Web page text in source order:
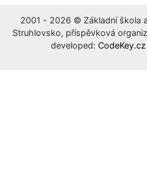
2001 - 2026 © Základní škola
Struhlovsko, příspěvková
developed: CodeKey.cz